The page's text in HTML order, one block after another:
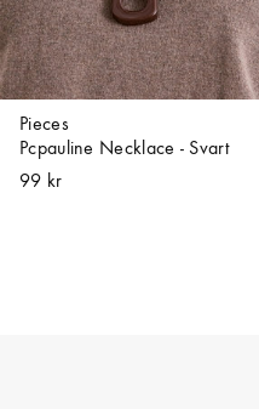
Pieces
Pcpauline Necklace - Svart
99 kr